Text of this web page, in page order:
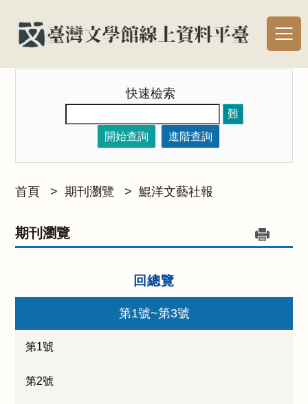
快速檢索
難
開始查詢
進階查詢
首頁 > 期刊瀏覽 > 鯤洋文藝社報
期刊瀏覽
回總覽
第1號~第3號
第1號
第2號